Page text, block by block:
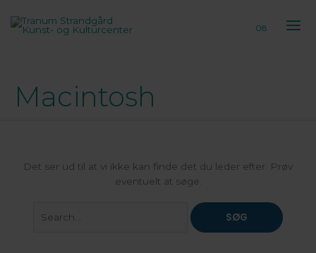
indholdet
08
Macintosh
Det ser ud til at vi ikke kan finde det du leder efter. Prøv
eventuelt at søge.
efter: